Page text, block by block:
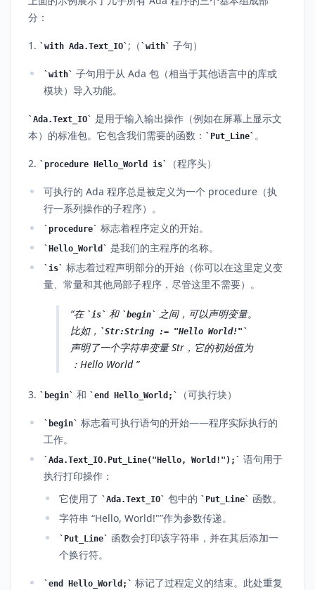
分：
1. with Ada.Text_IO ;（ with 子句）
with
子句用于从 Ada 包（相当于其他语言中的库或
模块）导入功能。
Ada.Text_IO
是用于输入输出操作（例如在屏幕上显示文
本）的标准包。它包含我们需要的函数：
Put_Line 。
2. procedure Hello_World is （程序头）
可执行的 Ada 程序总是被定义为一个 procedure（执
行一系列操作的子程序）。
procedure 标志着程序定义的开始。
Hello_World 是我们的主程序的名称。
is
标志着过程声明部分的开始（你可以在这里定义变
量、常量和其他局部子程序，尽管这里不需要）。
在 is 和 begin
之间，可以声明变量。
比如，
Str:String := "Hello World!"
声明了一个字符串变量 Str，它的初始值为
：Hello World
3. begin 和 end Hello_World; （可执行块）
begin
标志着可执行语句的开始——程序实际执行的
工作。
Ada.Text_IO.Put_Line("Hello, World!");
语句用于
执行打印操作：
它使用了
Ada.Text_IO 包中的 Put_Line
函数。
字符串 “Hello, World!"”作为参数传递。
Put_Line
函数会打印该字符串，并在其后添加一
个换行符。
end Hello_World;
标记了过程定义的结束。此处重复